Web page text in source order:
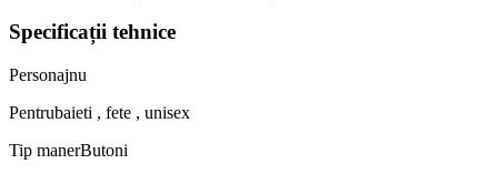
Specificații tehnice
Personajnu
Pentrubaieti , fete , unisex
Tip manerButoni